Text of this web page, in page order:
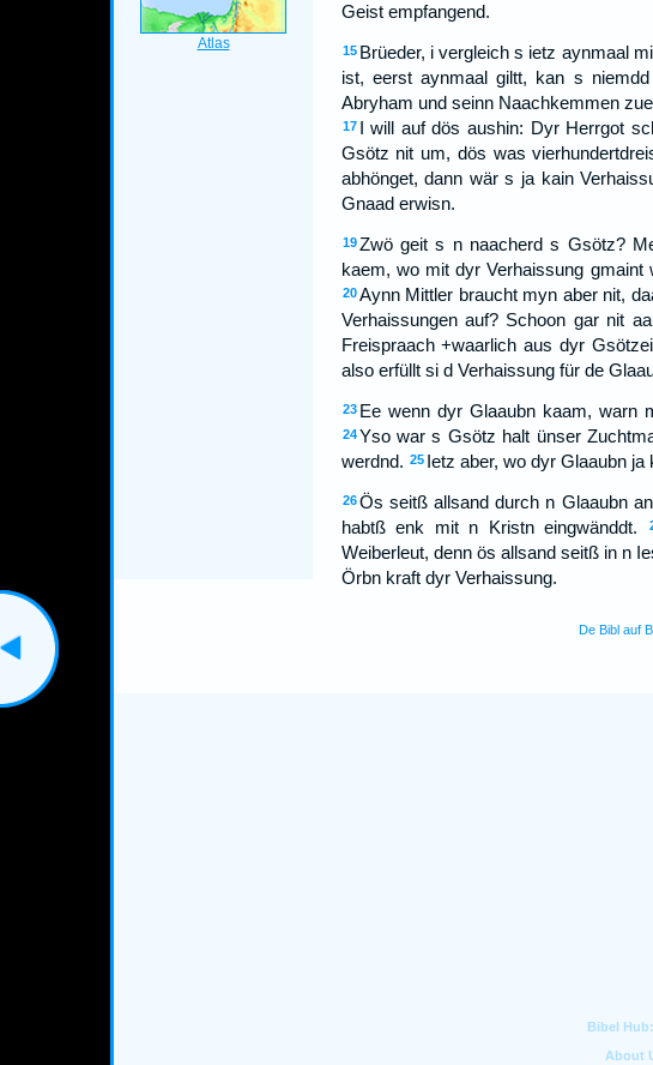
Geist empfangend.
15 Brüeder, i vergleich s ietz aynmaal
ist, eerst aynmaal giltt, kan s
Abryham und seinn Naachkemmen
17 I will auf dös aushin: Dyr Herrgot
Gsötz nit um, dös was
abhönget, dann wär s ja kain
Gnaad erwisn.
19 Zwö geit s n naacherd s Gsötz?
kaem, wo mit dyr Verhaissung
20 Aynn Mittler braucht myn aber nit,
Verhaissungen auf? Schoon gar nit
Freispraach +waarlich aus dyr
also erfüllt si d Verhaissung für de
23 Ee wenn dyr Glaaubn kaam, warn
24 Yso war s Gsötz halt ünser
werdnd. 25 Ietz aber, wo dyr Glaaubn
26 Ös seitß allsand durch n Glaaubn
habtß enk mit n Kristn eingwänddt.
Weiberleut, denn ös allsand seitß in n
Örbn kraft dyr Verhaissung.
De Bibl auf